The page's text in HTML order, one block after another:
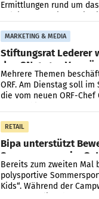
Ermittlungen rund um
MARKETING & MEDIA
Stiftungsrat Lederer
den SN gegen
Mehrere Themen
ORF. Am Dienstag soll
die vom neuen ORF-Chef
RETAIL
Bipa unterstützt
Sommercamps im
Bereits zum zweiten Mal
polysportive
Kids“. Während der